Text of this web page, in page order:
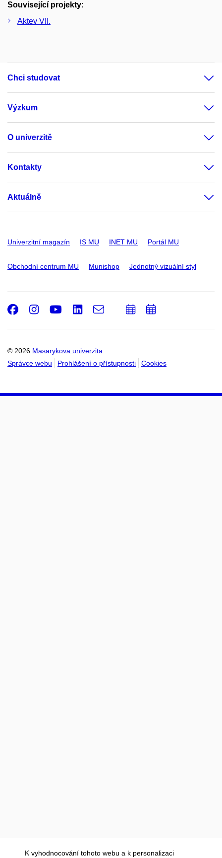
Související projekty:
Aktev VII.
Chci studovat
Výzkum
O univerzitě
Kontakty
Aktuálně
Univerzitní magazín IS MU INET MU Portál MU
Obchodní centrum MU Munishop Jednotný vizuální styl
© 2026 Masarykova univerzita
Správce webu
Prohlášení o přístupnosti Cookies
Facebook
Instagram
Youtube
LinkedIn
e-
PřidatPřidat
K vyhodnocování tohoto webu a k personalizaci